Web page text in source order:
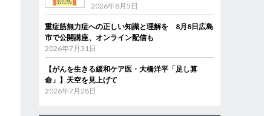
2026年8月5日
重症筋無力症への正しい知識と理解を 8月8日広島
市で公開講座、オンライン配信も
2026年7月31日
【がんを生きる緩和ケア医・大橋洋平「足し算
命」】天空を見上げて
2026年7月28日